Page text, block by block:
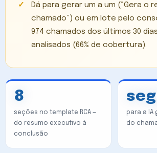
Dá para gerar um a um (“Gera o
chamado”) ou em lote pelo
974 chamados dos últimos 30
analisados (66% de cobertura).
8
seções no template RCA —
do resumo executivo à
conclusão
para a IA
do